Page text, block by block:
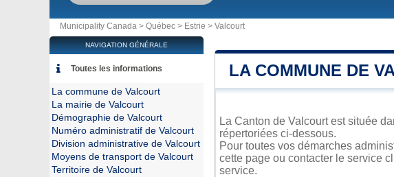
Municipality Canada > Québec > Estrie > Valcourt
LA COMMUNE DE
La Canton de Valcourt est située
répertoriées ci-dessous.
Pour toutes vos démarches
cette page ou contacter le service
service.
NAVIGATION GÉNÉRALE
Toutes les informations
La commune de Valcourt
La mairie de Valcourt
Démographie de Valcourt
Numéro administratif de Valcourt
Division administrative de Valcourt
Moyens de transport de Valcourt
Territoire de Valcourt